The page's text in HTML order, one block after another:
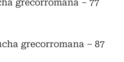
grecorromana – 77
grecorromana – 87